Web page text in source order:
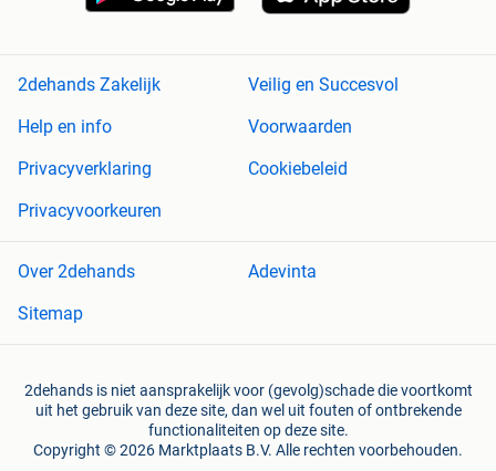
2dehands Zakelijk
Veilig en Succesvol
Help en info
Voorwaarden
Privacyverklaring
Cookiebeleid
Privacyvoorkeuren
Over 2dehands
Adevinta
Sitemap
2dehands is niet aansprakelijk voor (gevolg)schade die voortkomt
uit het gebruik van deze site, dan wel uit fouten of ontbrekende
functionaliteiten op deze site.
Copyright © 2026 Marktplaats B.V. Alle rechten voorbehouden.